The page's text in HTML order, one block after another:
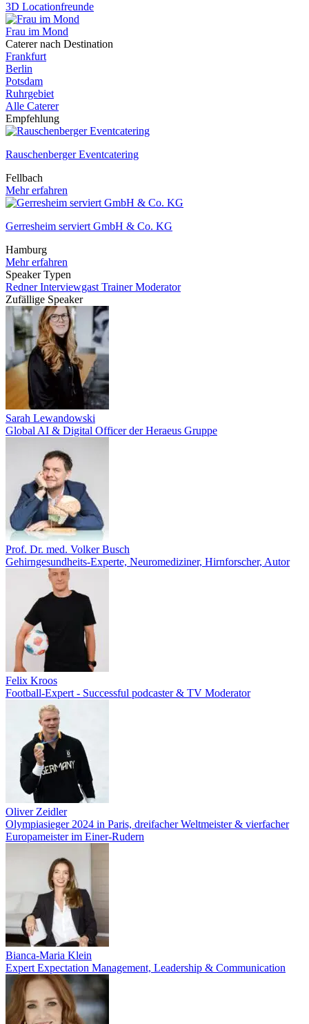
3D Locationfreunde
Frau im Mond
Caterer nach Destination
Frankfurt
Berlin
Potsdam
Ruhrgebiet
Alle Caterer
Empfehlung
Rauschenberger Eventcatering
Fellbach
Mehr erfahren
Gerresheim serviert GmbH & Co. KG
Hamburg
Mehr erfahren
Speaker Typen
RednerInterviewgast TrainerModerator
Zufällige Speaker
Sarah Lewandowski
Global AI & Digital Officer der Heraeus Gruppe
Prof. Dr. med. Volker Busch
Gehirngesundheits-Experte, Neuromediziner, Hirnforscher, Autor
Felix Kroos
Football-Expert - Successful podcaster & TV Moderator
Oliver Zeidler
Olympiasieger 2024 in Paris, dreifacher Weltmeister & vierfacher
Europameister im Einer-Rudern
Bianca-Maria Klein
Expert Expectation Management, Leadership & Communication